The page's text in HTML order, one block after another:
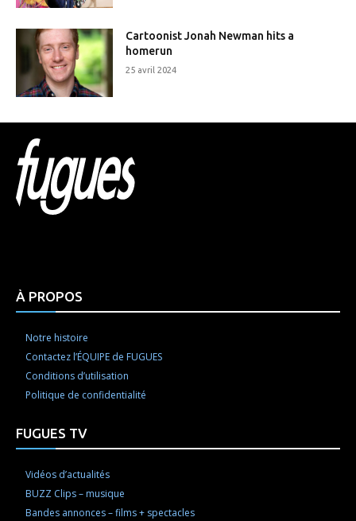
Cartoonist Jonah Newman hits a
homerun
25 avril 2024
À PROPOS
Notre histoire
Contactez l’ÉQUIPE de FUGUES
Conditions d’utilisation
Politique de confidentialité
FUGUES TV
Vidéos d’actualités
BUZZ Clips – musique
Bandes annonces – films + spectacles